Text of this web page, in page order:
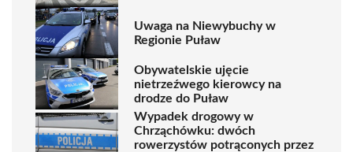
Uwaga na Niewybuchy w
Regionie Puław
Obywatelskie ujęcie
nietrzeźwego kierowcy na
drodze do Puław
Wypadek drogowy w
Chrząchówku: dwóch
rowerzystów potrąconych przez